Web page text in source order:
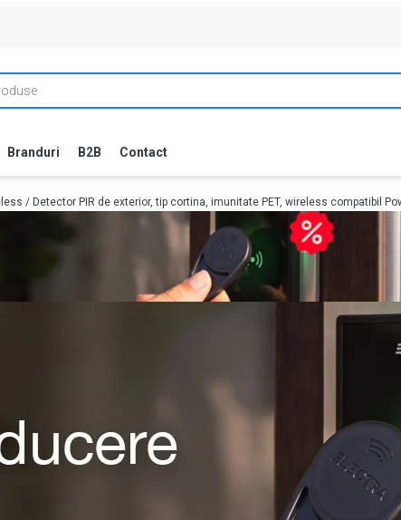
Branduri B2B Contact
/ Detector PIR de exterior, tip cortina, imunitate PET, wireless compatibil